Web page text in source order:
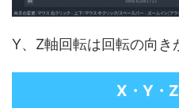
Y、Z軸回転は回転の向き
X・Y・